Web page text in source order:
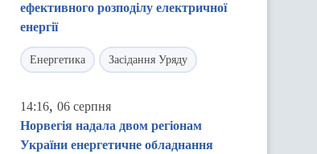
ефективного розподілу електричної
енергії
Енергетика Засідання Уряду
14:16, 06 серпня
Норвегія надала двом регіонам
України енергетичне обладнання